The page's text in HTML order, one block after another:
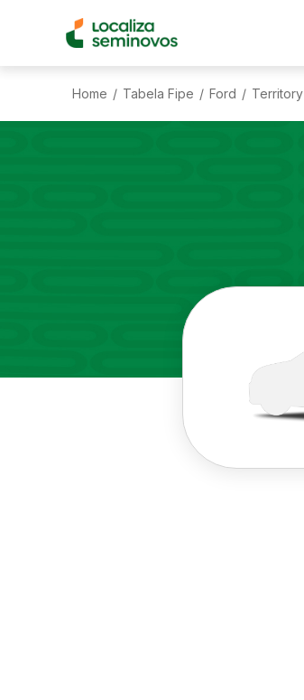
Home / Tabela Fipe / Ford / Territory